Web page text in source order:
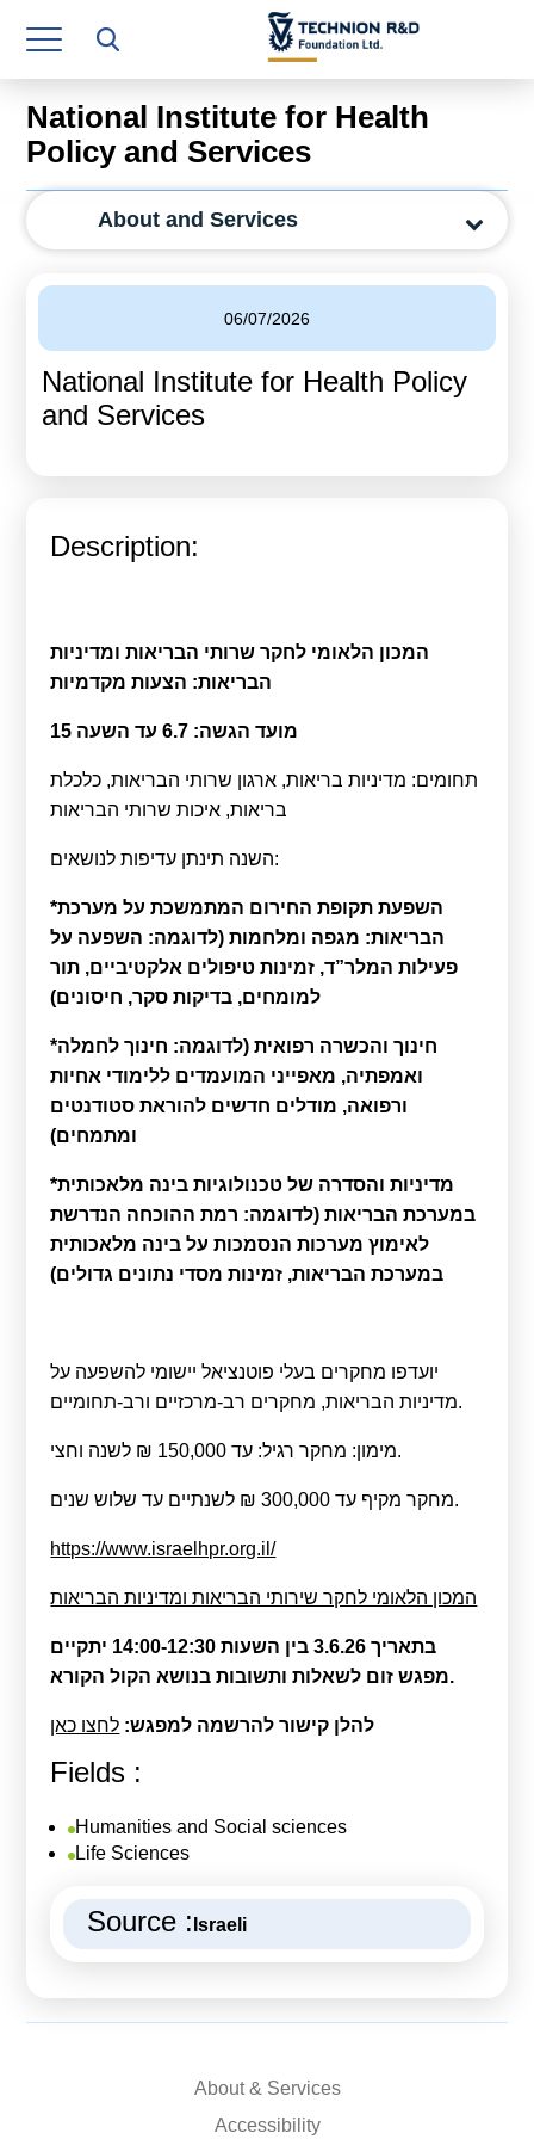
Research Authority
T3
Industry Relations
Continuing Education
Finance & Economics
Legal Department
Calls For Proposals Horizon Europe
עברית
National Institute for Health
Policy and Services
About and Services
06/07/2026
National Institute for Health Policy
and Services
Description:
המכון הלאומי לחקר שרותי הבריאות ומדיניות
הבריאות: הצעות מקדמיות
מועד הגשה: 6.7 עד השעה 15
תחומים: מדיניות בריאות, ארגון שרותי הבריאות, כלכלת
בריאות, איכות שרותי הבריאות
השנה תינתן עדיפות לנושאים:
*השפעת תקופת החירום המתמשכת על מערכת
הבריאות: מגפה ומלחמות (לדוגמה: השפעה על
פעילות המלר”ד, זמינות טיפולים אלקטיביים, תור
למומחים, בדיקות סקר, חיסונים)
*חינוך והכשרה רפואית (לדוגמה: חינוך לחמלה
ואמפתיה, מאפייני המועמדים ללימודי אחיות
ורפואה, מודלים חדשים להוראת סטודנטים
ומתמחים)
*מדיניות והסדרה של טכנולוגיות בינה מלאכותית
במערכת הבריאות (לדוגמה: רמת ההוכחה הנדרשת
לאימוץ מערכות הנסמכות על בינה מלאכותית
במערכת הבריאות, זמינות מסדי נתונים גדולים)
יועדפו מחקרים בעלי פוטנציאל יישומי להשפעה על
מדיניות הבריאות, מחקרים רב-מרכזיים ורב-תחומיים.
מימון: מחקר רגיל: עד 150,000 ₪ לשנה וחצי.
מחקר מקיף עד 300,000 ₪ לשנתיים עד שלוש שנים.
https://www.israelhpr.org.il/
המכון הלאומי לחקר שירותי הבריאות ומדיניות הבריאות
בתאריך 3.6.26 בין השעות 14:00-12:30 יתקיים
מפגש זום לשאלות ותשובות בנושא הקול הקורא.
להלן קישור להרשמה למפגש: לחצו כאן
Fields :
Humanities and Social sciences
Life Sciences
Source : Israeli
About & Services
Accessibility